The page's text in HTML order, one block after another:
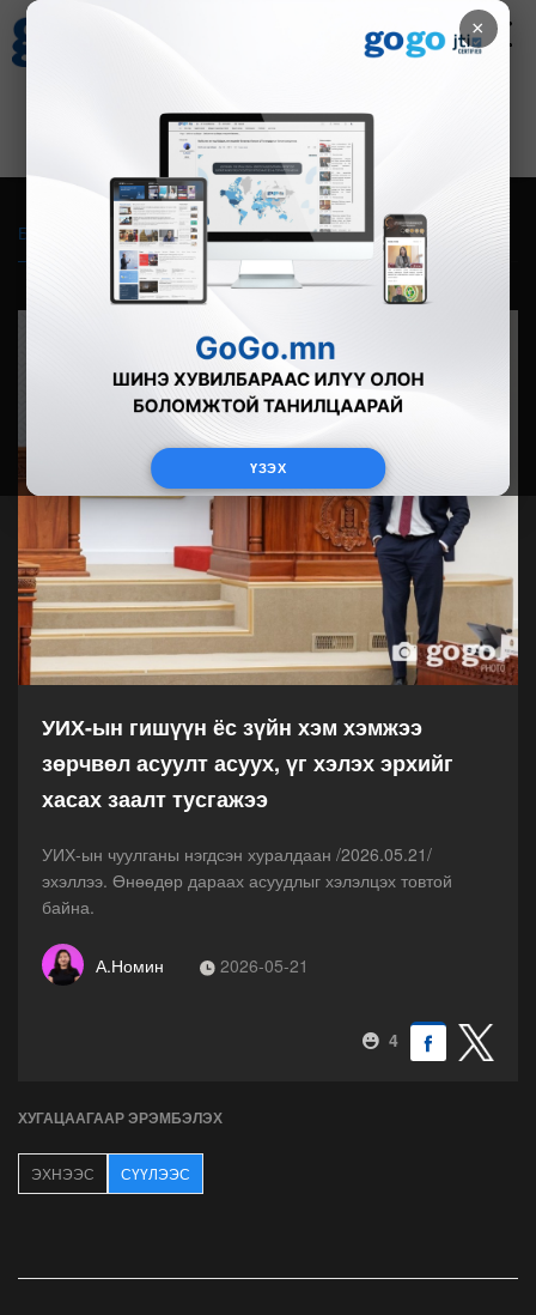
×
ҮЗЭХ
Зурхай
8.08
Бүгд Фото Видео Зурган өгүүлэмж
УИХ-ын гишүүн ёс зүйн хэм хэмжээ
зөрчвөл асуулт асуух, үг хэлэх эрхийг
хасах заалт тусгажээ
УИХ-ын чуулганы нэгдсэн хуралдаан /2026.05.21/
эхэллээ. Өнөөдөр дараах асуудлыг хэлэлцэх товтой
байна.
А.Номин 2026-05-21
4
ХУГАЦААГААР ЭРЭМБЭЛЭХ
ЭХНЭЭС СҮҮЛЭЭС